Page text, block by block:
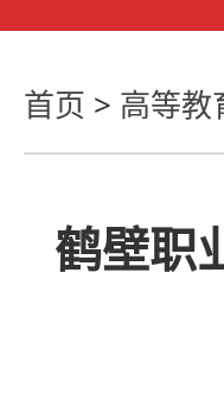
首页 > 高等教
鹤壁职